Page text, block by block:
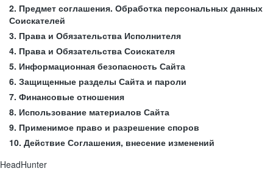
2. Предмет соглашения. Обработка персональных данных
Соискателей
3. Права и Обязательства Исполнителя
4. Права и Обязательства Соискателя
5. Информационная безопасность Сайта
6. Защищенные разделы Сайта и пароли
7. Финансовые отношения
8. Использование материалов Сайта
9. Применимое право и разрешение споров
10. Действие Соглашения, внесение изменений
HeadHunter